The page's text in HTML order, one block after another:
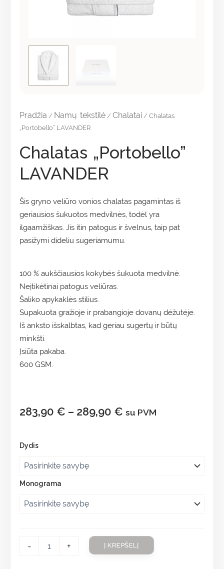
Pradžia / Namų tekstilė /Chalatai / Chalatas
„Portobello” LAVANDER
Chalatas „Portobello”
LAVANDER
Šis gryno veliūro vonios chalatas pagamintas iš
geriausios šukuotos medvilnės, todėl yra
ilgaamžiškas. Jis itin patogus ir švelnus, taip pat
pasižymi dideliu sugeriamumu.
100 % aukščiausios kokybės šukuota medvilnė.
Neįtikėtinai patogus veliūras.
Šaliko apykaklės stilius.
Supakuota gražioje ir prabangioje dovanų dėžutėje.
Iš anksto išskalbtas, kad geriau sugertų ir būtų
minkšti.
Įsiūta pakaba.
600 GSM.
283,90 € – 289,90 € su PVM
Dydis
Monograma
- + Į KREPŠELĮ